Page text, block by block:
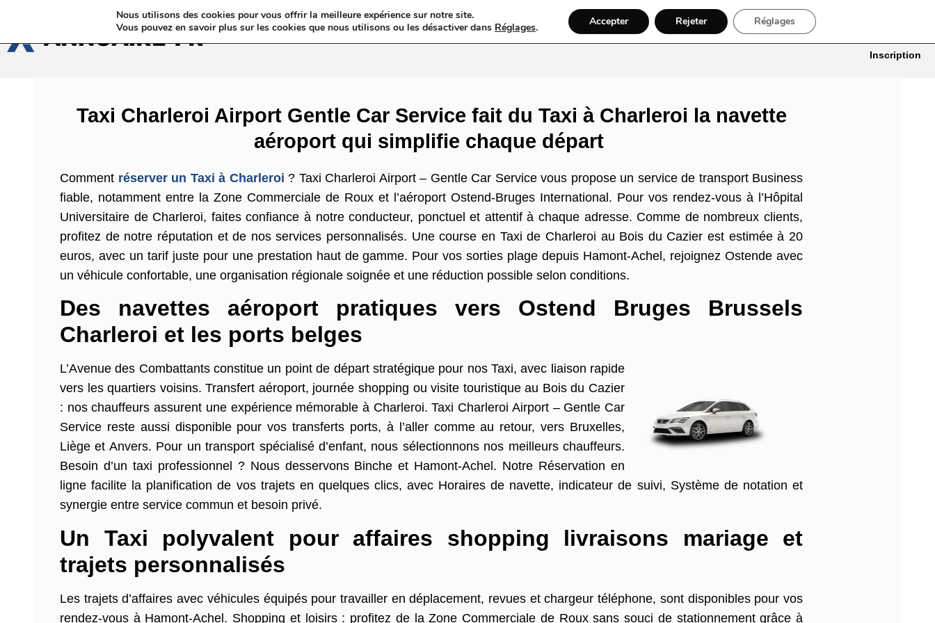
Annuaires & Blogs Web Taxi VTC Ambulance Locations De Voitures Bâtiment, Artisans & Électriciens
Inscription
Taxi Charleroi Airport Gentle Car Service fait du Taxi à Charleroi la navette
aéroport qui simplifie chaque départ
Comment réserver un Taxi à Charleroi ? Taxi Charleroi Airport – Gentle Car Service vous propose un service de transport Business
fiable, notamment entre la Zone Commerciale de Roux et l’aéroport Ostend-Bruges International. Pour vos rendez-vous à l’Hôpital
Universitaire de Charleroi, faites confiance à notre conducteur, ponctuel et attentif à chaque adresse. Comme de nombreux clients,
profitez de notre réputation et de nos services personnalisés. Une course en Taxi de Charleroi au Bois du Cazier est estimée à 20
euros, avec un tarif juste pour une prestation haut de gamme. Pour vos sorties plage depuis Hamont-Achel, rejoignez Ostende avec
un véhicule confortable, une organisation régionale soignée et une réduction possible selon conditions.
Des navettes aéroport pratiques vers Ostend Bruges Brussels
Charleroi et les ports belges
L’Avenue des Combattants constitue un point de départ stratégique pour nos Taxi, avec liaison rapide
vers les quartiers voisins. Transfert aéroport, journée shopping ou visite touristique au Bois du Cazier
: nos chauffeurs assurent une expérience mémorable à Charleroi. Taxi Charleroi Airport – Gentle Car
Service reste aussi disponible pour vos transferts ports, à l’aller comme au retour, vers Bruxelles,
Liège et Anvers. Pour un transport spécialisé d’enfant, nous sélectionnons nos meilleurs chauffeurs.
Besoin d’un taxi professionnel ? Nous desservons Binche et Hamont-Achel. Notre Réservation en
ligne facilite la planification de vos trajets en quelques clics, avec Horaires de navette, indicateur de suivi, Système de notation et
synergie entre service commun et besoin privé.
Un Taxi polyvalent pour affaires shopping livraisons mariage et
trajets personnalisés
Les trajets d’affaires avec véhicules équipés pour travailler en déplacement, revues et chargeur téléphone, sont disponibles pour vos
rendez-vous à Hamont-Achel. Shopping et loisirs : profitez de la Zone Commerciale de Roux sans souci de stationnement grâce à
Nous utilisons des cookies pour vous offrir la meilleure expérience sur notre site.
Vous pouvez en savoir plus sur les cookies que nous utilisons ou les désactiver dans Réglages. Accepter Rejeter Réglages